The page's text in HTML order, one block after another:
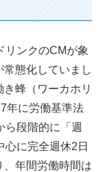
ンクのCMが象
態化していまし
蜂（ワーカホリ
年に労働基準法
ら段階的に「週
に完全週休2日
年間労働時間は